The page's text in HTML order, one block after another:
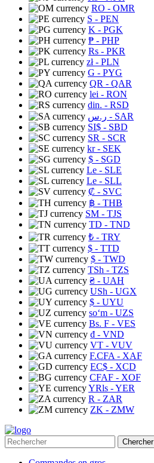
RO - OMR
S - PEN
K - PGK
₱ - PHP
Rs - PKR
zł- PLN
G - PYG
QR - QAR
lei - RON
din. - RSD
ر.س - SAR
SI$ - SBD
SR - SCR
kr- SEK
$ - SGD
Le - SLE
Le - SLL
₡ - SVC
฿ - THB
ЅМ - TJS
TD - TND
₺ - TRY
$ - TTD
$ - TWD
TSh - TZS
₴ - UAH
USh - UGX
$ - UYU
soʻm - UZS
Bs. F - VES
₫ - VND
VT - VUV
F.CFA - XAF
EC$ - XCD
CFAF - XOF
YRls - YER
R - ZAR
ZK - ZMW
Chercher